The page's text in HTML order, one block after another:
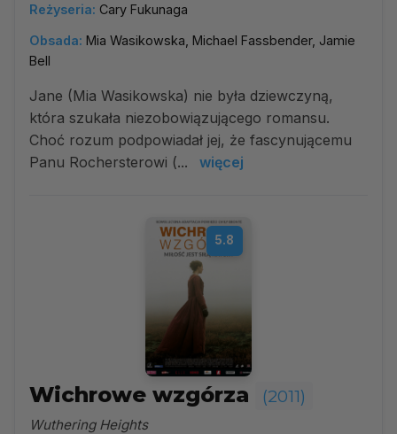
Reżyseria: Cary Fukunaga
Obsada: Mia Wasikowska, Michael Fassbender, Jamie
Bell
Jane (Mia Wasikowska) nie była dziewczyną,
która szukała niezobowiązującego romansu.
Choć rozum podpowiadał jej, że fascynującemu
Panu Rochersterowi (...
więcej
5.8
Wichrowe wzgórza (2011)
Wuthering Heights